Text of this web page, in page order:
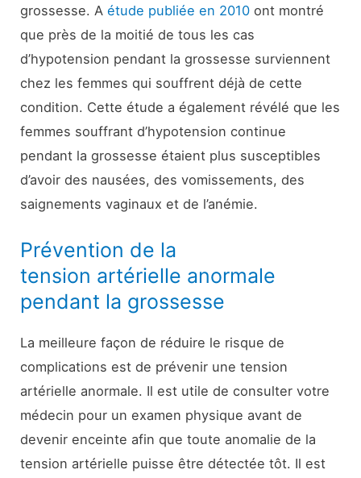
grossesse. Aétude publiée en 2010 ont montré
que près de la moitié de tous les cas
d’hypotension pendant la grossesse surviennent
chez les femmes qui souffrent déjà de cette
condition. Cette étude a également révélé que les
femmes souffrant d’hypotension continue
pendant la grossesse étaient plus susceptibles
d’avoir des nausées, des vomissements, des
saignements vaginaux et de l’anémie.
Prévention de la
tension artérielle anormale
pendant la grossesse
La meilleure façon de réduire le risque de
complications est de prévenir une tension
artérielle anormale. Il est utile de consulter votre
médecin pour un examen physique avant de
devenir enceinte afin que toute anomalie de la
tension artérielle puisse être détectée tôt. Il est